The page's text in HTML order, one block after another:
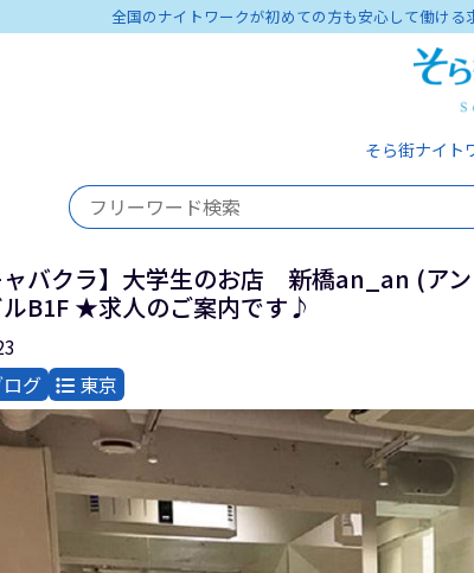
全国のナイトワークが初めての方も安心して働ける
そら街ナイト
ャバクラ】大学生のお店 新橋an_an (ア
B1F ★求人のご案内です♪
グ
東京